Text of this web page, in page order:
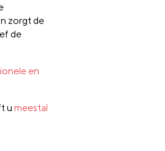
zorgt de
de
en
u meestal